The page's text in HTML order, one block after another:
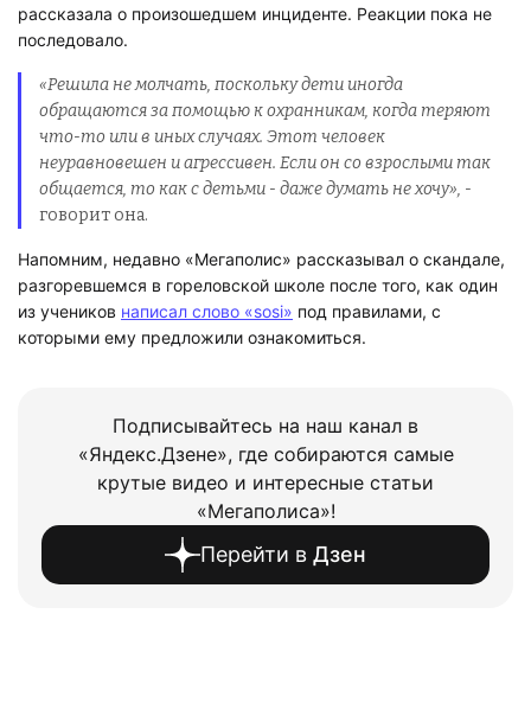
рассказала о произошедшем инциденте. Реакции пока не
последовало.
«Решила не молчать, поскольку дети иногда
обращаются за помощью к охранникам, когда теряют
что-то или в иных случаях. Этот человек
неуравновешен и агрессивен. Если он со взрослыми так
общается, то как с детьми - даже думать не хочу», -
говорит она.
Напомним, недавно «Мегаполис» рассказывал о скандале,
разгоревшемся в гореловской школе после того, как один
из учеников написал слово «sosi» под правилами, с
которыми ему предложили ознакомиться.
Подписывайтесь на наш канал в
«Яндекс.Дзене», где собираются самые
крутые видео и интересные статьи
«Мегаполиса»!
Перейти в Дзен